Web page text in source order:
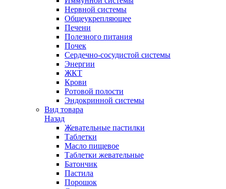
Нервной системы
Общеукрепляющее
Печени
Полезного питания
Почек
Сердечно-сосудистой системы
Энергии
ЖКТ
Крови
Ротовой полости
Эндокринной системы
Вид товара
Назад
Жевательные пастилки
Таблетки
Масло пищевое
Таблетки жевательные
Батончик
Пастила
Порошок